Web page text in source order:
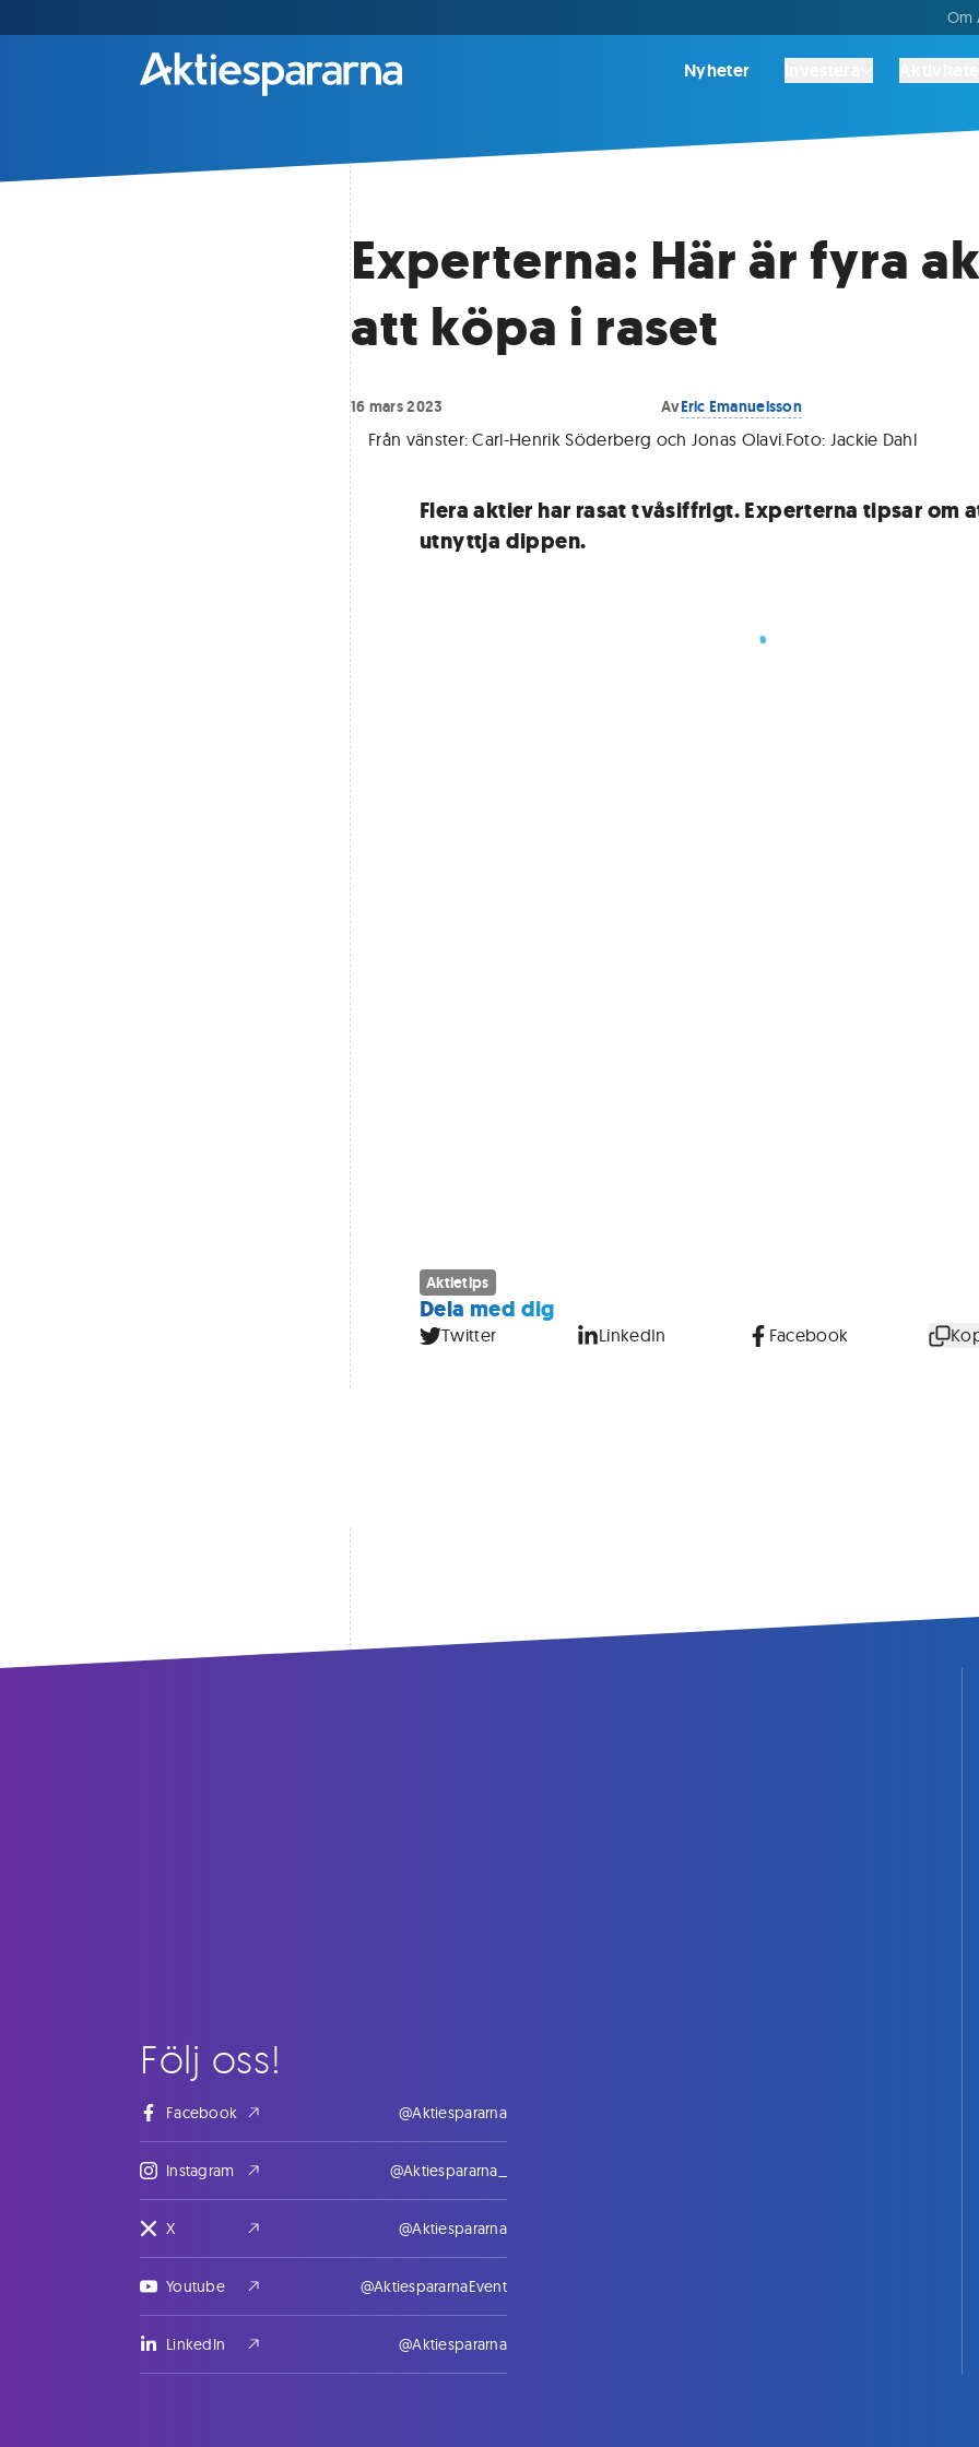
Om
Nyheter
Experterna: Här är fyra
att köpa i raset
16 mars 2023 AvEric Emanuelsson
Från vänster: Carl-Henrik Söderberg och Jonas Olavi.Foto: Jackie Dahl
Flera aktier har rasat tvåsiffrigt. Experterna tipsar om
utnyttja dippen.
Aktietips
Dela med dig
Twitter LinkedIn Facebook
Följ oss!
Facebook @Aktiespararna
Instagram @Aktiespararna_
X @Aktiespararna
Youtube @AktiespararnaEvent
LinkedIn @Aktiespararna